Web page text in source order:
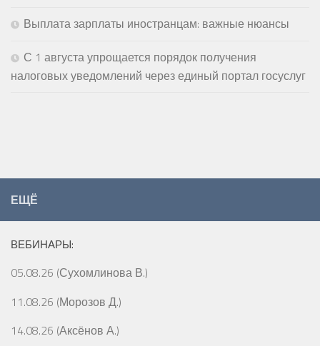
Выплата зарплаты иностранцам: важные нюансы
С 1 августа упрощается порядок получения
налоговых уведомлений через единый портал госуслуг
ЕЩЁ
ВЕБИНАРЫ:
05.08.26 (Сухомлинова В.)
11.08.26 (Морозов Д.)
14.08.26 (Аксёнов А.)